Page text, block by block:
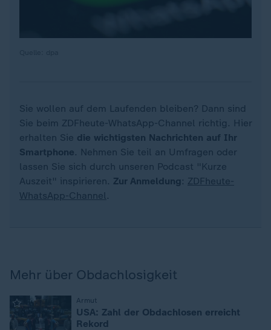
Sie wollen auf dem Laufenden bleiben? Dann sind
Sie beim ZDFheute-WhatsApp-Channel richtig. Hier
erhalten Sie die wichtigsten Nachrichten auf Ihr
Smartphone. Nehmen Sie teil an Umfragen oder
lassen Sie sich durch unseren Podcast "Kurze
Auszeit" inspirieren. Zur Anmeldung : ZDFheute-
WhatsApp-Channel.
Mehr über Obdachlosigkeit
Armut
USA: Zahl der Obdachlosen erreicht
Rekord